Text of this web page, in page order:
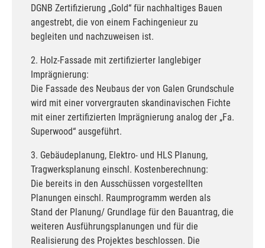
DGNB Zertifizierung „Gold“ für nachhaltiges Bauen
angestrebt, die von einem Fachingenieur zu
begleiten und nachzuweisen ist.
2. Holz-Fassade mit zertifizierter langlebiger
Imprägnierung:
Die Fassade des Neubaus der von Galen Grundschule
wird mit einer vorvergrauten skandinavischen Fichte
mit einer zertifizierten Imprägnierung analog der „Fa.
Superwood“ ausgeführt.
3. Gebäudeplanung, Elektro- und HLS Planung,
Tragwerksplanung einschl. Kostenberechnung:
Die bereits in den Ausschüssen vorgestellten
Planungen einschl. Raumprogramm werden als
Stand der Planung/ Grundlage für den Bauantrag, die
weiteren Ausführungsplanungen und für die
Realisierung des Projektes beschlossen. Die